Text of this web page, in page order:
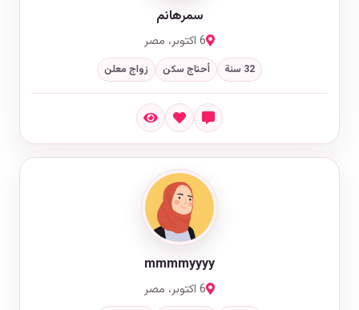
سمرهانم
6 اكتوبر، مصر
32 سنة أحتاج سكن زواج معلن
mmmmyyyy
6 اكتوبر، مصر